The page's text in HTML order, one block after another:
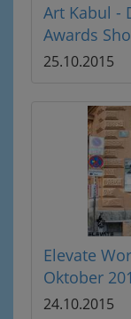
Art Kabul -
Awards
25.10.2015
Elevate
Oktober
24.10.2015